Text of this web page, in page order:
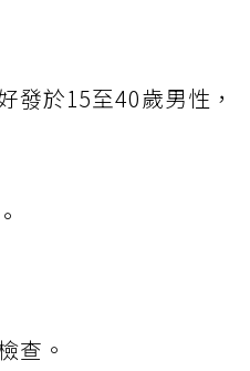
發於15至40歲男性，